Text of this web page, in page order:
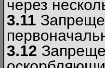
через
3.11
3.12